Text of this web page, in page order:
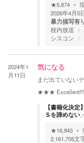
★5,874
2026年4月5
暴力描写有
校内放送
シスコン
2024年1
月11日
気になる
まだ出ていない
★★★ Excellent!!!
【書籍化決
Ｓを諦めない
★16,943
2,161,705文